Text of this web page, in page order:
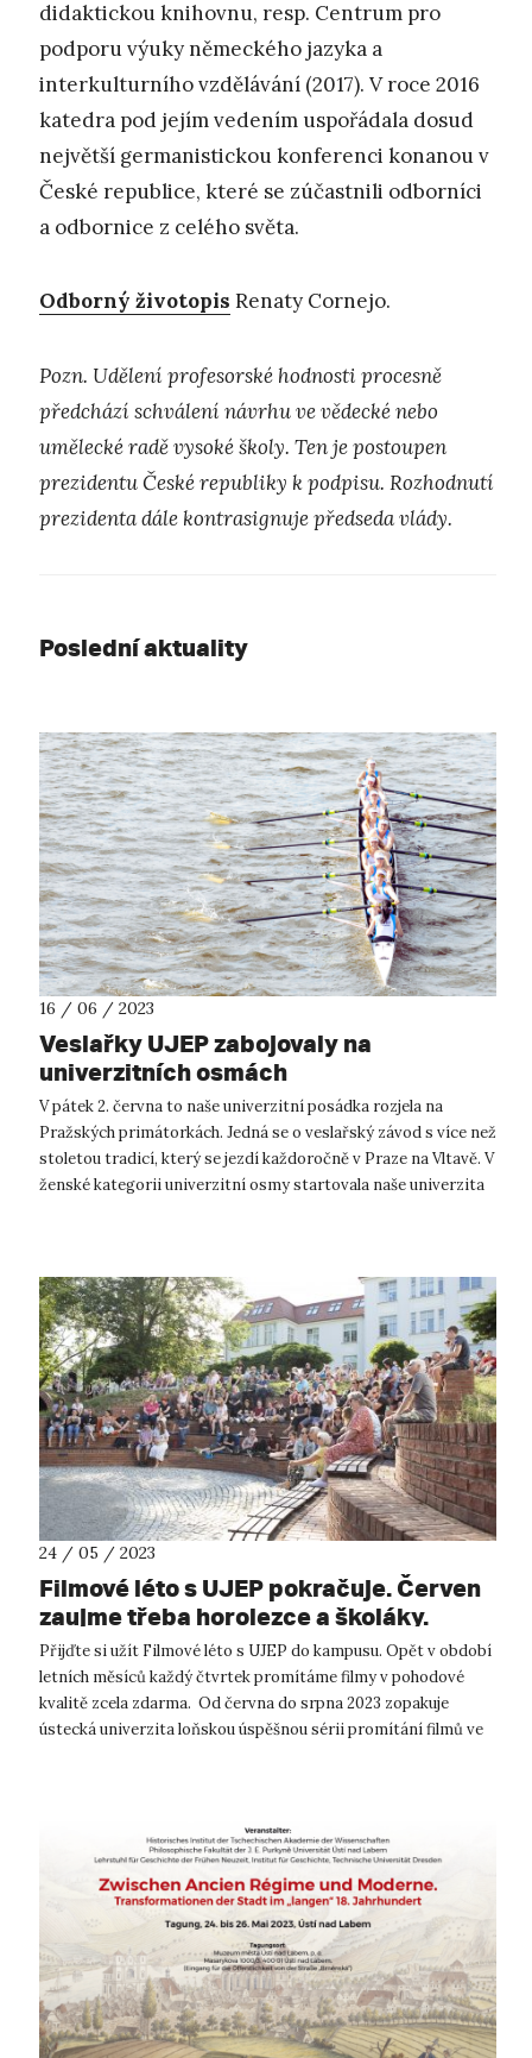
didaktickou knihovnu, resp. Centrum pro
podporu výuky německého jazyka a
interkulturního vzdělávání (2017). V roce 2016
katedra pod jejím vedením uspořádala dosud
největší germanistickou konferenci konanou v
České republice, které se zúčastnili odborníci
a odbornice z celého světa.
Odborný životopis Renaty Cornejo.
Pozn. Udělení profesorské hodnosti procesně
předchází schválení návrhu ve vědecké nebo
umělecké radě vysoké školy. Ten je postoupen
prezidentu České republiky k podpisu. Rozhodnutí
prezidenta dále kontrasignuje předseda vlády.
Poslední aktuality
16 / 06 / 2023
Veslařky UJEP zabojovaly na
univerzitních osmách
V pátek 2. června to naše univerzitní posádka rozjela na
Pražských primátorkách. Jedná se o veslařský závod s více než
stoletou tradicí, který se jezdí každoročně v Praze na Vltavě. V
ženské kategorii univerzitní osmy startovala naše univerzita
24 / 05 / 2023
Filmové léto s UJEP pokračuje. Červen
zaujme třeba horolezce a školáky.
Přijďte si užít Filmové léto s UJEP do kampusu. Opět v období
letních měsíců každý čtvrtek promítáme filmy v pohodové
kvalitě zcela zdarma. Od června do srpna 2023 zopakuje
ústecká univerzita loňskou úspěšnou sérii promítání filmů ve